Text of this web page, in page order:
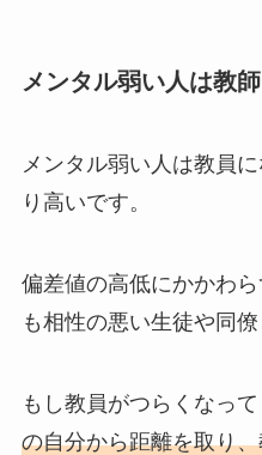
メンタル弱い人は教
メンタル弱い人は教員
り高いです。
偏差値の高低にかかわ
も相性の悪い生徒や同
もし教員がつらくなって
の自分から距離を取り